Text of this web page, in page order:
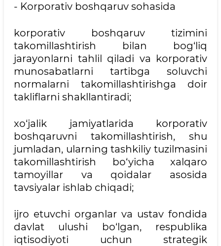
- Korporativ boshqaruv sohasida
korporativ boshqaruv tizimini
takomillashtirish bilan bog‘liq
jarayonlarni tahlil qiladi va korporativ
munosabatlarni tartibga soluvchi
normalarni takomillashtirishga doir
takliflarni shakllantiradi;
xo‘jalik jamiyatlarida korporativ
boshqaruvni takomillashtirish, shu
jumladan, ularning tashkiliy tuzilmasini
takomillashtirish bo‘yicha xalqaro
tamoyillar va qoidalar asosida
tavsiyalar ishlab chiqadi;
ijro etuvchi organlar va ustav fondida
davlat ulushi bo‘lgan, respublika
iqtisodiyoti uchun strategik